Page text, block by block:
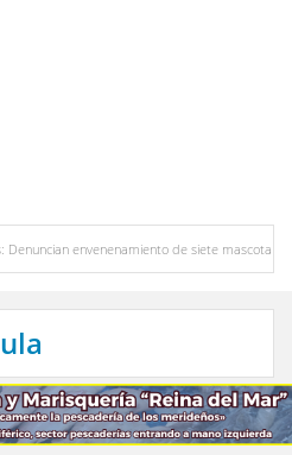
de siete mascotas en El Rincón de La